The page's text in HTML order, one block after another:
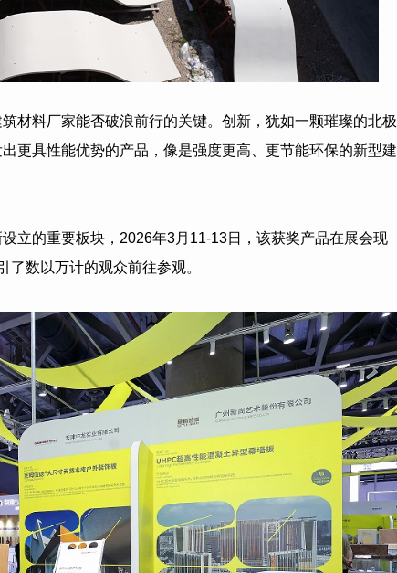
材料厂家能否破浪前行的关键。创新，犹如一颗璀璨的北极
更具性能优势的产品，像是强度更高、更节能环保的新型建
立的重要板块，2026年3月 11-13日，该获奖产品在展会现
了数以万计的观众前往参观。